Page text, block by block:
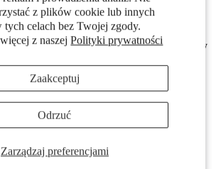
z plików cookie lub innych
tych celach bez Twojej zgody.
z naszejPolityki prywatności
Zarządzaj preferencjami
Zaakceptuj
Odrzuć
traktora wykonany z 750 żółtego złota.
łączy w sobie elegancję i oryginalność.
motoryzacji i rolnictwa, stanowi wyjątkowy
stylizacji.
503578
Mężczyźni
sztuka
Made in Germany
9 mm